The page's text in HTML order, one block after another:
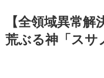
【全領域異常解
荒ぶる神「スサ